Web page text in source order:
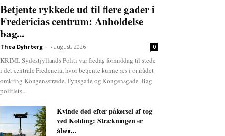
Betjente rykkede ud til flere gader i
Fredericias centrum: Anholdelse
bag...
Thea Dyhrberg - 7 august, 2026 0
KRIMI. Sydøstjyllands Politi var fredag formiddag til stede
i det centrale Fredericia, hvor betjente kunne ses i området
omkring Kongensstræde, Fynsgade og Kongensgade. Bag
politiets...
Kvinde død efter påkørsel af tog
ved Kolding: Strækningen er
åben...